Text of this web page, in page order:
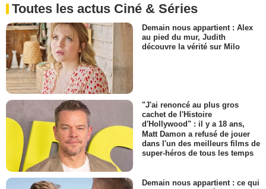
Toutes les actus Ciné & Séries
Demain nous appartient : Alex
au pied du mur, Judith
découvre la vérité sur Milo
"J'ai renoncé au plus gros
cachet de l'Histoire
d'Hollywood" : il y a 18 ans,
Matt Damon a refusé de jouer
dans l'un des meilleurs films de
super-héros de tous les temps
Demain nous appartient : ce qui